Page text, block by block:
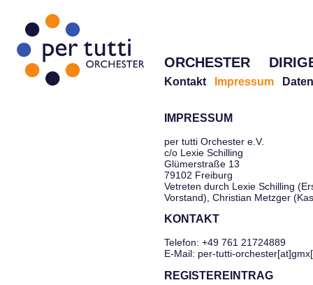
ORCHESTER
Kontakt Impressum
IMPRESSUM
per tutti Orchester e.V.
c/o Lexie Schilling
Glümerstraße 13
79102 Freiburg
Vetreten durch Lexie Schilling
Vorstand), Christian Metzger
KONTAKT
Telefon: +49 761 21724889
E-Mail: per-tutti-
REGISTEREINTRAG